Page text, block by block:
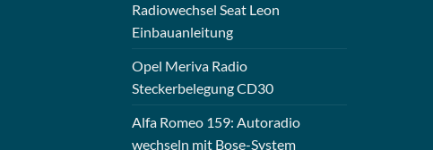
Radiowechsel Seat Leon
Einbauanleitung
Opel Meriva Radio
Steckerbelegung CD30
Alfa Romeo 159: Autoradio
wechseln mit Bose-System